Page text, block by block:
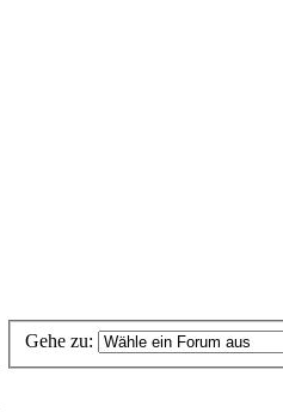
Gehe zu: